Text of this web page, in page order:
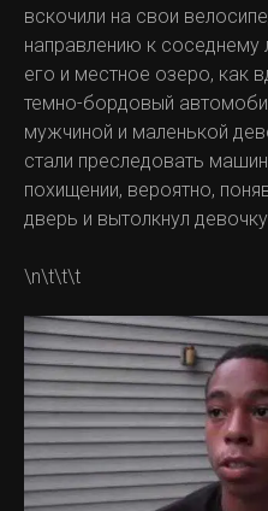
вскочили на свои
направлению к соседнему
его и местное озеро, как
темно-бордовый
мужчиной и маленькой
стали преследовать
похищении, вероятно,
дверь и вытолкнул
\n\t\t\t